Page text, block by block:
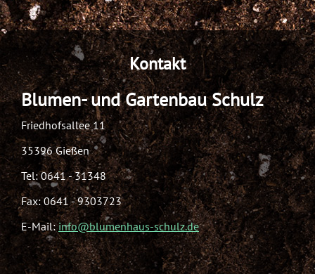
Kontakt
Blumen- und Gartenbau Schulz
Friedhofsallee 11
35396 Gießen
Tel:0641 - 31348
Fax: 0641 - 9303723
E-Mail:info@blumenhaus-schulz.de